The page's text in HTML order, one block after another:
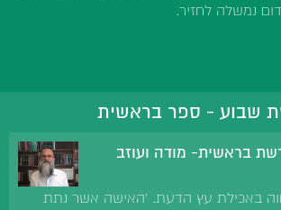
נמשלה לחזיר.
שבוע - ספר בראשית
בראשית- מודה ועוזב
באכילת עץ הדעת. 'האישה אשר נתת